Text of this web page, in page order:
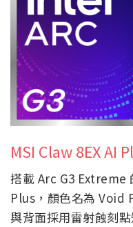
MSI Claw 8EX AI
搭載 Arc G3 Extreme
Plus，顏色名為 Void
與背面採用雷射蝕刻